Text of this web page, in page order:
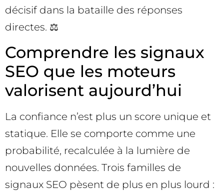
décisif dans la bataille des réponses
directes. ⚖️
Comprendre les signaux
SEO que les moteurs
valorisent aujourd’hui
La confiance n’est plus un score unique et
statique. Elle se comporte comme une
probabilité, recalculée à la lumière de
nouvelles données. Trois familles de
signaux SEO pèsent de plus en plus lourd :